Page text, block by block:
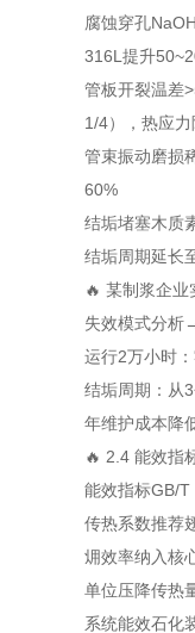
腐蚀穿孔
316L提升
管板开裂温差
1/4），热应
管束振动磨损
60%
结垢堵塞木质
结垢周期延长
🔥 某制浆企
失效模式分析
运行2万小时
结垢周期：从
年维护成本降
🔥 2.4 能效指
能效指标GB/T
传热系数推荐
㶲效率纳入核
单位压降传热
系统能效石化